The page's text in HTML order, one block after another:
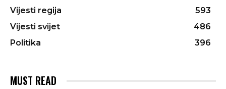
Vijesti regija
593
Vijesti svijet
486
Politika
396
MUST READ